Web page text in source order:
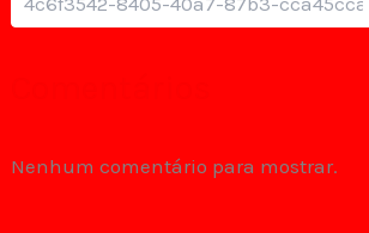
Nenhum comentário para mostrar.